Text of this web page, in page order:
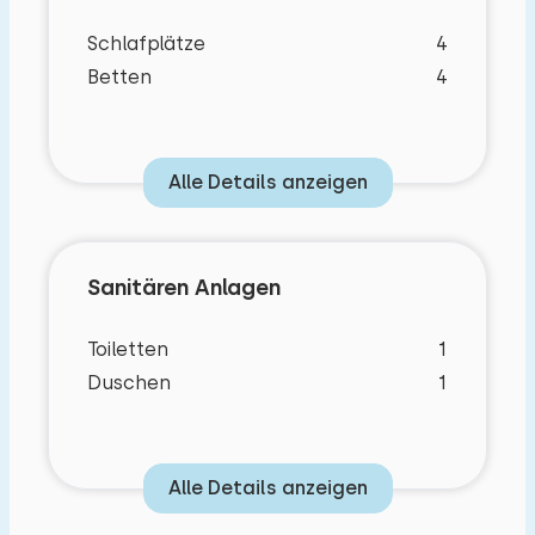
Käsereien und wunderschöne Gärten laden zum
Erkunden ein.
Schlafplätze
4
Betten
4
Alle Details anzeigen
Sanitären Anlagen
Toiletten
1
Duschen
1
Alle Details anzeigen